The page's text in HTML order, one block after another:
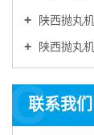
陕西抛丸机厂
陕西抛丸机厂家总
联系我们
C